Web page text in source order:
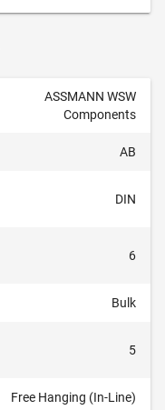
ASSMANN WSW
Components
AB
DIN
6
Bulk
5
Free Hanging (In-Line)